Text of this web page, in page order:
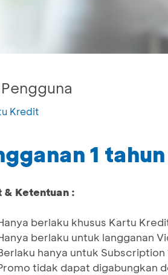
Kredit
1
& Ketentuan :
berlaku khusus Kartu
berlaku untuk langganan
hanya untuk
tidak dapat digabungkan